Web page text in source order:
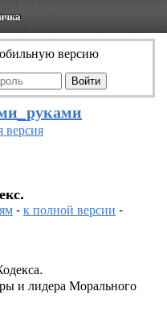
версию
версия
-к полной версии -
и лидера Морального